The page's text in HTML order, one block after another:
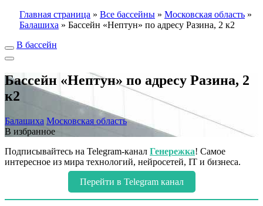
Главная страница » Все бассейны » Московская область »
Балашиха » Бассейн «Нептун» по адресу Разина, 2 к2
В бассейн
Бассейн «Нептун» по адресу Разина, 2
к2
Балашиха Московская область
В избранное
Подписывайтесь на Telegram-канал Генережка! Самое
интересное из мира технологий, нейросетей, IT и бизнеса.
Перейти в Telegram канал